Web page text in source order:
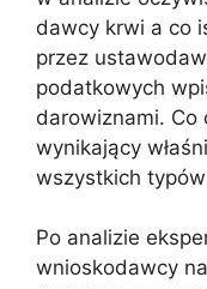
dawcy krwi a co
przez
podatkowych
darowiznami. Co
wynikający
wszystkich
Po analizie
wnioskodawcy